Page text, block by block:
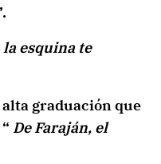
la esquina te
alta graduación que
De Faraján, el